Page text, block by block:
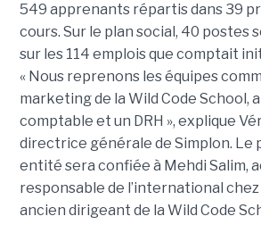
549 apprenants répartis dans 39
cours. Sur le plan social, 40 postes
sur les 114 emplois que comptait
« Nous reprenons les équipes
marketing de la Wild Code School,
comptable et un DRH », explique
directrice générale de Simplon. Le
entité sera confiée à Mehdi Salim,
responsable de l’international
ancien dirigeant de la Wild Code